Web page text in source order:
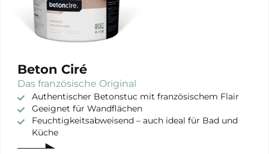
Beton Ciré
Das französische Original
Authentischer Betonstuc mit französischem Flair
Geeignet für Wandflächen
Feuchtigkeitsabweisend – auch ideal für Bad und
Küche